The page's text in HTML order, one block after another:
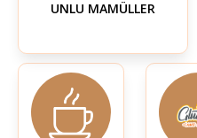
UNLU MAMÜLLER